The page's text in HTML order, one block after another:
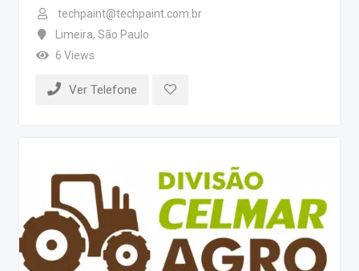
techpaint@techpaint.com.br
Limeira, São Paulo
6 Views
Ver Telefone